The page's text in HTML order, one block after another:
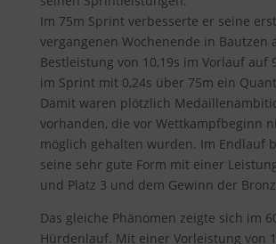
Im 75m Sprint verbesserte er seine
vergangenen Wochenende in Bautzen
Bestleistung von 10,19s im Vorlauf auf
im Sprint mit 0,24s über 75m ein
Damit waren plötzlich
vorhanden, die vor Wettkampfbeginn
möglich gehalten wurden. Im Endlauf
seine sehr gute Form mit einer
und Platz 3 und dem Gewinn der
Das gleiche Phänomen zeigte sich im
Hürdenlauf. Mit einer Vorleistung von